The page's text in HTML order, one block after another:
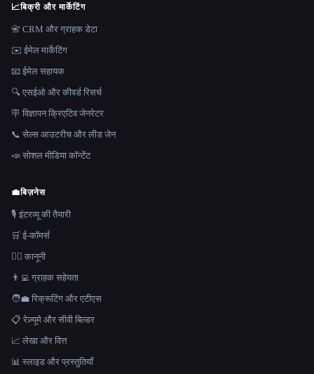
📈बिक्री और मार्केटिंग
📇 CRM और ग्राहक डेटा
✉️ ईमेल मार्केटिंग
📧 ईमेल सहायक
🔍 एसईओ और कीवर्ड रिसर्च
🪧 विज्ञापन क्रिएटिव जेनरेटर
📞 सेल्स आउटरीच और लीड जेन
📣 सोशल मीडिया कॉन्टेंट
💼बिज़नेस
🎙️ इंटरव्यू की तैयारी
🛒 ई-कॉमर्स
👩‍⚖️ कानूनी
👨‍💻 ग्राहक सहेयता
🧑‍💼 रिक्रूटिंग और एटीएस
📋 रेज़्यूमे और सीवी बिल्डर
📈 लेखा और वित्त
📊 स्लाइड और प्रस्तुतियाँ